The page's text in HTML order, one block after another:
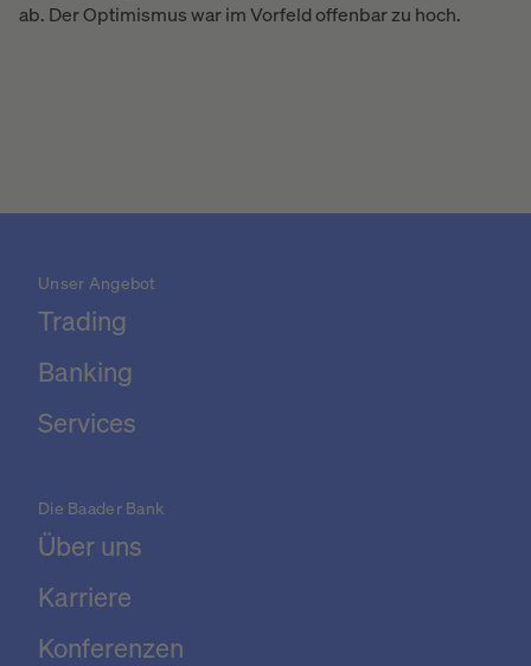
ab. Der Optimismus war im Vorfeld offenbar zu hoch.
Unser Angebot
Trading
Banking
Services
Die Baader Bank
Über uns
Karriere
Konferenzen